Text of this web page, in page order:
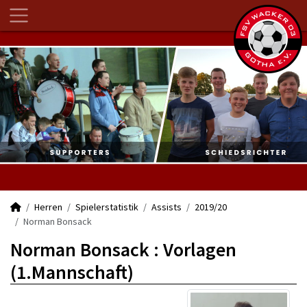
Herren Spielerstatistik Assists
2019/20
Norman Bonsack
Norman Bonsack : Vorlagen
(1.Mannschaft)